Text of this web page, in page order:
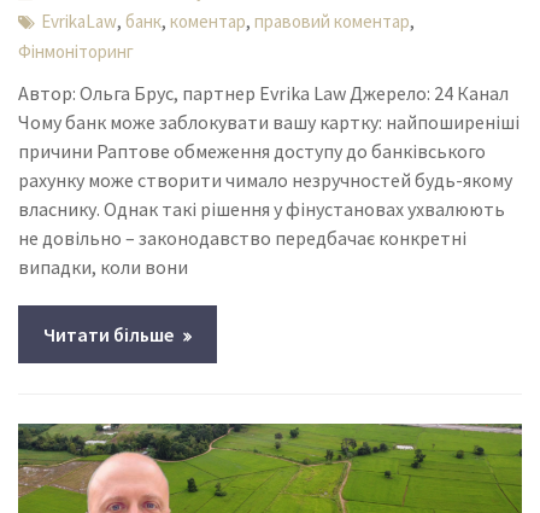
EvrikaLaw, банк,коментар,правовий коментар,
Фінмоніторинг
Автор: Ольга Брус, партнер Evrika Law Джерело: 24 Канал
Чому банк може заблокувати вашу картку: найпоширеніші
причини Раптове обмеження доступу до банківського
рахунку може створити чимало незручностей будь-якому
власнику. Однак такі рішення у фінустановах ухвалюють
не довільно – законодавство передбачає конкретні
випадки, коли вони
Читати більше